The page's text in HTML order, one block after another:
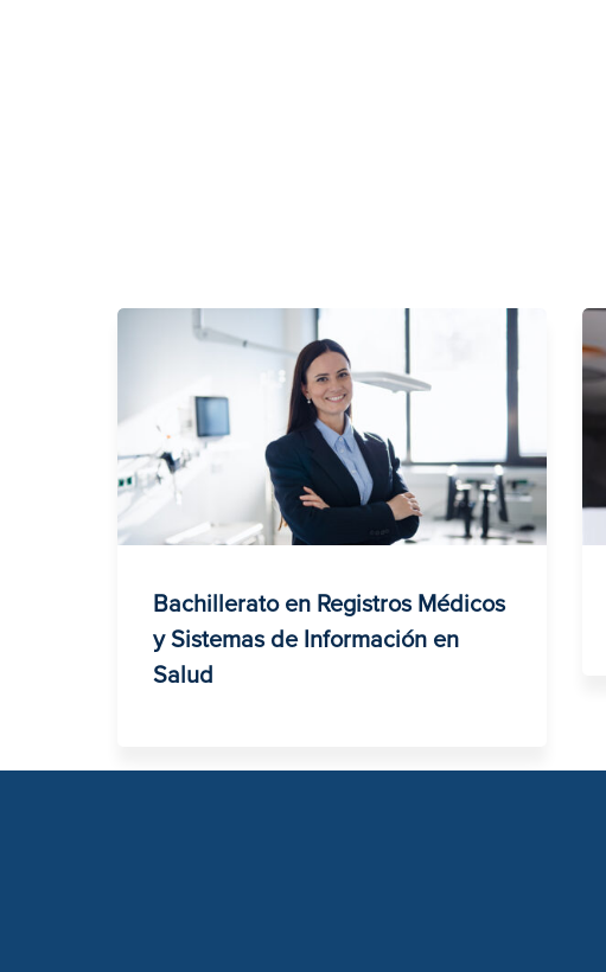
Bachillerato en Registros Médicos
y Sistemas de Información en
Salud